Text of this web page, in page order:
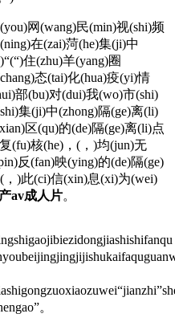
网(wang)民(min)视(shi)频
在(zai)菏(he)集(ji)中
住(zhu)羊(yang)圈
态(tai)化(hua)疫(yi)情
部(bu)对(dui)我(wo)市(shi)
集(ji)中(zhong)隔(ge)离(li)
区(qu)的(de)隔(ge)离(li)点
(fu)核(he)，(，)均(jun)无
反(fan)映(ying)的(de)隔(ge)
，)此(ci)信(xin)息(xi)为(wei)
av成人片。
。